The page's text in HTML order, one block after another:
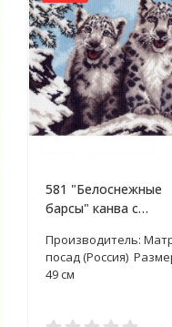
581 "Белоснежные
барсы" канва с
Производитель:
посад (Россия)
49 см